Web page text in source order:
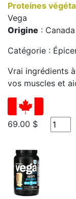
Proteines
Vega
Origine : Canada
Catégorie :
Vrai ingrédients
vos muscles et
69.00 $